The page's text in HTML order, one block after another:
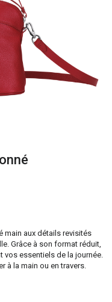
main aux détails revisités
Grâce à son format réduit,
essentiels de la journée.
à la main ou en travers.